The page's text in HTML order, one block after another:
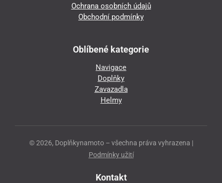
Ochrana osobních údajů
Obchodní podmínky
Oblíbené kategorie
Navigace
Doplňky
Zavazadla
Helmy
© 2026, Doplňkynamoto – všechna práva vyhrazena |
Podmínky užití
Kontakt